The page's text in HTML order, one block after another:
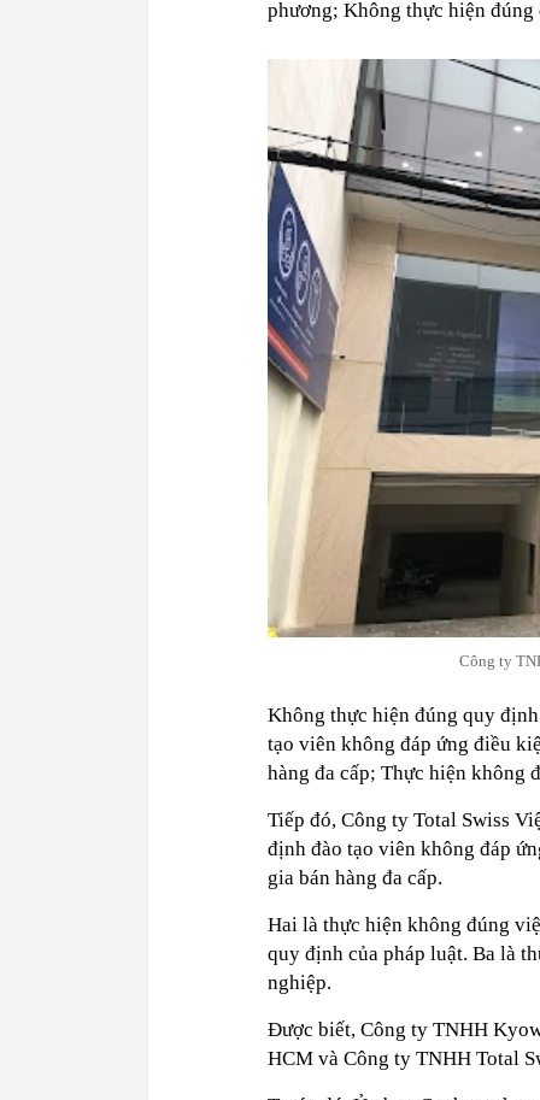
phương; Không thực hiện
Công ty
Không thực hiện đúng quy
tạo viên không đáp ứng điều
hàng đa cấp; Thực hiện không
Tiếp đó, Công ty Total Swiss
định đào tạo viên không đáp
gia bán hàng đa cấp.
Hai là thực hiện không đúng
quy định của pháp luật. Ba là
nghiệp.
Được biết, Công ty TNHH
HCM và Công ty TNHH Total